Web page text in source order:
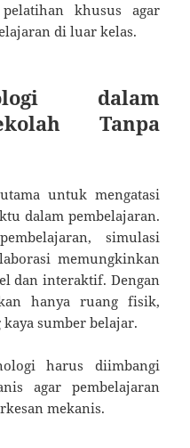
khusus agar
di luar kelas.
dalam
Tanpa
untuk mengatasi
dalam pembelajaran.
simulasi
memungkinkan
dan interaktif. Dengan
hanya ruang fisik,
sumber belajar.
harus diimbangi
agar pembelajaran
mekanis.